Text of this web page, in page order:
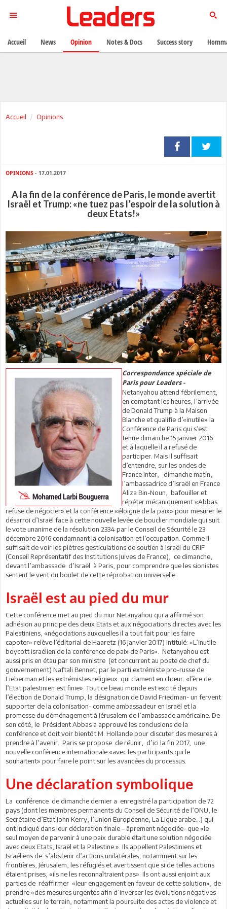
Accueil Opinions
OPINIONS - 17.01.2017
A la fin de la conférence de Paris, le monde avertit
Israël et Trump: «ne tuez pas l’espoir de la solution à
deux Etats!»
Correspondance spéciale de
Paris pour Leaders -
Netanyahou attend fébrilement,
en comptant les heures, l’arrivée
de Donald Trump à la Maison
Blanche et qualifie d’«inutile» la
Conférence de Paris qui s’est
tenue dimanche 15 janvier 2016
et à laquelle il a refusé de
participer. Mais il suffisait
d’entendre, sur les ondes de
France Inter, dimanche matin,
l’ambassadrice d’Israël en France
Aliza Bin-Noun, bafouiller et
répéter mécaniquement «Abbas
refuse de négocier» et la conférence «éloigne de la paix» pour mesurer le
désarroi d’Israël face à cette nouvelle levée de bouclier mondiale qui suit
le vote unanime de la résolution 2334 par le Conseil de Sécurité le 23
décembre 2016 condamnant la colonisation et l’occupation. Comme il
suffisait de voir les piètres gesticulations de soutien à Israël du CRIF
(Conseil Représentatif des Institutions Juives de France), ce dimanche,
devant l’ambassade d’Israël à Paris, pour comprendre que les sionistes
sentent le vent du boulet de cette réprobation universelle.
Israël est au pied du mur
Cette conférence met au pied du mur Netanyahou qui a affirmé son
adhésion au principe des deux Etats et aux négociations directes avec les
Palestiniens, «négociations auxquelles il a tout fait pour les faire
capoter» relève l’éditorial de Haaretz (16 janvier 2017) intitulé: «L’inutile
boycott israélien de la conférence de paix de Paris». Netanyahou est
aussi pris en étau par son ministre (et concurrent au poste de chef du
gouvernement) Naftali Bennet, par le parti extrémiste pro-russe de
Lieberman et les extrémistes religieux qui clament en chœur: «l’ère de
l’Etat palestinien est finie». Tout ce beau monde est excité depuis
l’élection de Donald Trump, la désignation de David Friedman- un fervent
supporter de la colonisation- comme ambassadeur en Israël et la
promesse du déménagement à Jérusalem de l’ambassade américaine. De
son côté, le Président Abbas a approuvé les conclusions de la
conférence et doit voir bientôt M. Hollande pour discuter des mesures à
prendre à l’avenir. Paris se propose de réunir, d’ici la fin 2017, une
nouvelle conférence internationale «avec les participants qui le
souhaitent» pour faire le point sur les avancées du processus.
Une déclaration symbolique
La conférence de dimanche dernier a enregistré la participation de 72
pays (dont les membres permanents du Conseil de Sécurité de l’ONU, le
Secrétaire d’Etat John Kerry, l’Union Européenne, La Ligue arabe…) qui
ont indiqué dans leur déclaration finale – âprement négociée- que «le
seul moyen de parvenir à une paix durable était une solution négociée
avec deux Etats, Israël et la Palestine.». Ils appellent Palestiniens et
Israéliens de s’abstenir d’actions unilatérales, notamment sur les
frontières, Jérusalem, les réfugiés et avertissent que si de telles actions
étaient prises, «ils ne les reconnaîtraient pas». Ils ont aussi enjoint aux
parties de réaffirmer «leur engagement en faveur de cette solution», de
prendre «des mesures urgentes afin d’inverser les évolutions négatives
actuelles sur le terrain, notamment la poursuite des actes de violence et
Accueil News Opinion Notes & Docs Success story